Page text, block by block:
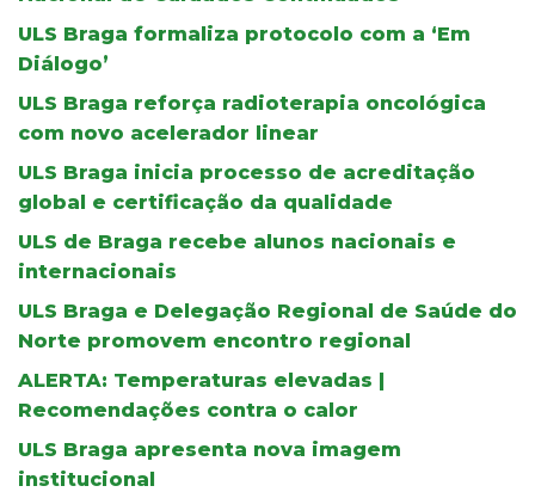
ULS Braga formaliza protocolo com a ‘Em
Diálogo’
ULS Braga reforça radioterapia oncológica
com novo acelerador linear
ULS Braga inicia processo de acreditação
global e certificação da qualidade
ULS de Braga recebe alunos nacionais e
internacionais
ULS Braga e Delegação Regional de Saúde do
Norte promovem encontro regional
ALERTA: Temperaturas elevadas |
Recomendações contra o calor
ULS Braga apresenta nova imagem
institucional